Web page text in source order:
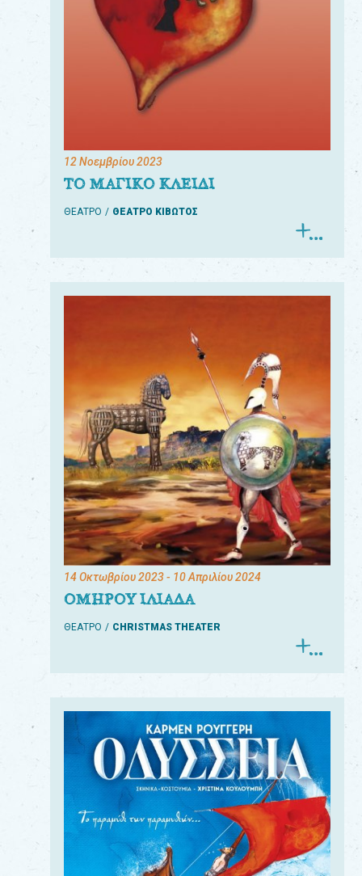
12 Νοεμβρίου 2023
ΤΟ ΜΑΓΙΚΟ ΚΛΕΙΔΙ
ΘΕΑΤΡΟ ΘΕΑΤΡΟ ΚΙΒΩΤΟΣ
14 Οκτωβρίου 2023- 10 Απριλίου 2024
ΟΜΗΡΟΥ ΙΛΙΑΔΑ
ΘΕΑΤΡΟ CHRISTMAS THEATER